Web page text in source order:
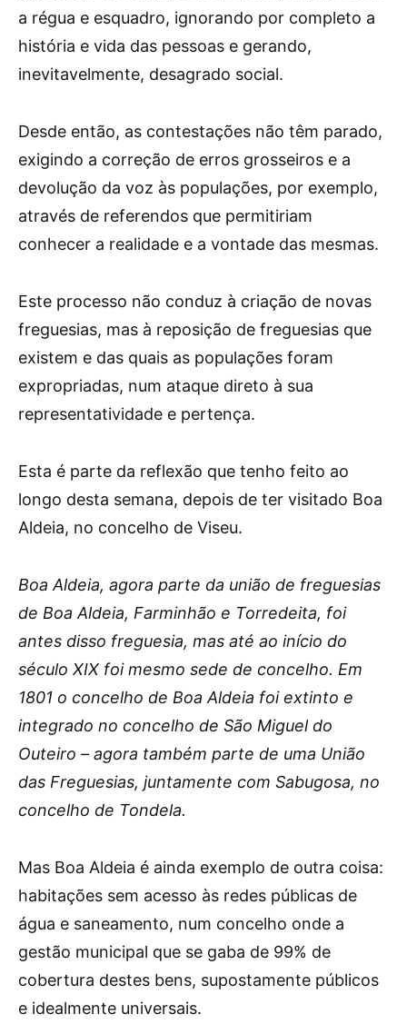
a régua e esquadro, ignorando por completo a
história e vida das pessoas e gerando,
inevitavelmente, desagrado social.
Desde então, as contestações não têm parado,
exigindo a correção de erros grosseiros e a
devolução da voz às populações, por exemplo,
através de referendos que permitiriam
conhecer a realidade e a vontade das mesmas.
Este processo não conduz à criação de novas
freguesias, mas à reposição de freguesias que
existem e das quais as populações foram
expropriadas, num ataque direto à sua
representatividade e pertença.
Esta é parte da reflexão que tenho feito ao
longo desta semana, depois de ter visitado Boa
Aldeia, no concelho de Viseu.
Boa Aldeia, agora parte da união de freguesias
de Boa Aldeia, Farminhão e Torredeita, foi
antes disso freguesia, mas até ao início do
século XIX foi mesmo sede de concelho. Em
1801 o concelho de Boa Aldeia foi extinto e
integrado no concelho de São Miguel do
Outeiro – agora também parte de uma União
das Freguesias, juntamente com Sabugosa, no
concelho de Tondela.
Mas Boa Aldeia é ainda exemplo de outra coisa:
habitações sem acesso às redes públicas de
água e saneamento, num concelho onde a
gestão municipal que se gaba de 99% de
cobertura destes bens, supostamente públicos
e idealmente universais.